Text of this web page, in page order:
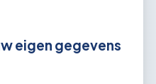
eigen gegevens